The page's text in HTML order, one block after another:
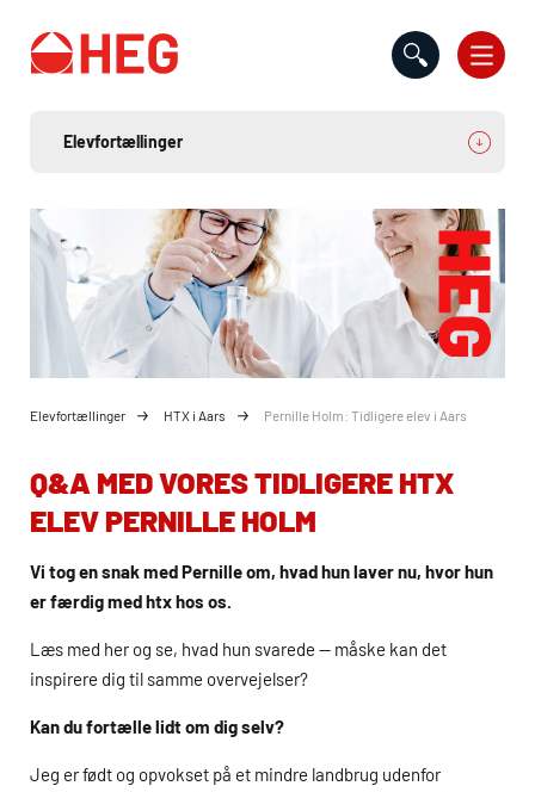
Elevfortællinger HTX i Aars Pernille Holm: Tidligere elev i Aars
Q&A MED VORES TIDLIGERE HTX
ELEV PERNILLE HOLM
Vi tog en snak med Pernille om, hvad hun laver nu, hvor hun
er færdig medhtxhos os.
Læs med her og se, hvad hun svarede — måske kan det
inspirere dig til samme overvejelser?
Kan du fortælle lidt om dig selv?
Jeg er født og opvokset på et mindre landbrug udenfor